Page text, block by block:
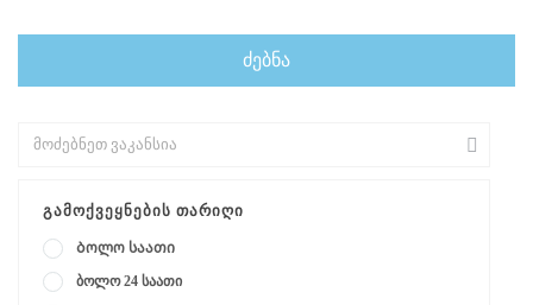
ᲒᲐᲛᲝᲥᲕᲔᲧᲜᲔᲑᲘᲡ ᲗᲐᲠᲘᲦᲘ
Ბოლო საათი
ბოლო 24 საათი